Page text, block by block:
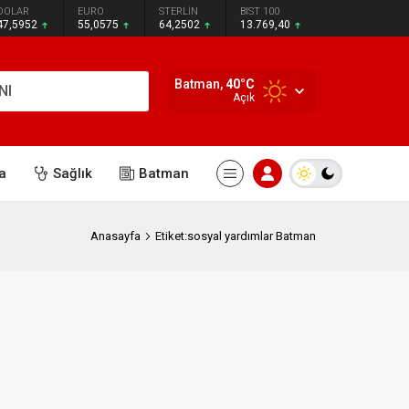
EURO
55,0575
STERLİN
64,2502
BIST 100
13.769,40
Batman,40°C
Açık
Sağlık Batman
Anasayfa Etiket:sosyal yardımlar Batman